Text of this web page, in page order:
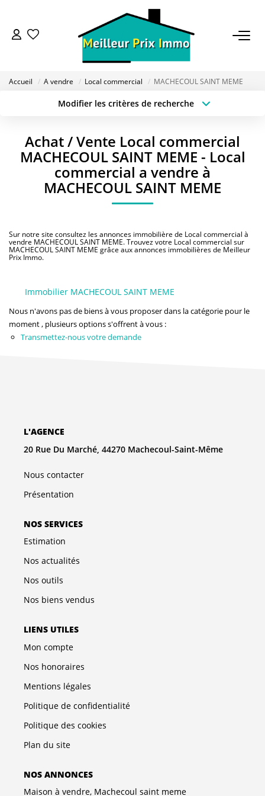
ACHETER
ESTIMER
BAILLEUR
FONDS DE COMMERCE
L’équipe
Nous Rejoindre
Accueil A vendre Local commercial MACHECOUL SAINT MEME
Modifier les critères de recherche
Sélectionnez...
Type de bien
Surface min
Budget max Plus de critères
Achat / Vente Local commercial
MACHECOUL SAINT MEME - Local
commercial a vendre à
MACHECOUL SAINT MEME
Sur notre site consultez les annonces immobilière de Local commercial à
vendre MACHECOUL SAINT MEME. Trouvez votre Local commercial sur
MACHECOUL SAINT MEME grâce aux annonces immobilières de Meilleur
Prix Immo.
Immobilier MACHECOUL SAINT MEME
Nous n'avons pas de biens à vous proposer dans la catégorie pour le
moment , plusieurs options s'offrent à vous :
Transmettez-nous votre demande
L'AGENCE
20 Rue Du Marché, 44270 Machecoul-Saint-Même
Nous contacter
Présentation
NOS SERVICES
Estimation
Nos actualités
Nos outils
Nos biens vendus
LIENS UTILES
Mon compte
Nos honoraires
Mentions légales
Politique de confidentialité
Politique des cookies
Plan du site
NOS ANNONCES
Maison à vendre, Machecoul saint meme